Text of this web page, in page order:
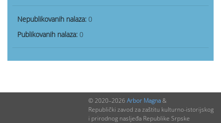
Nepublikovanih nalaza: 0
Publikovanih nalaza: 0
© 2020–2026 Arbor Magna&
Republički zavod za zaštitu kulturno-istorijskog
i prirodnog nasljeđa Republike Srpske